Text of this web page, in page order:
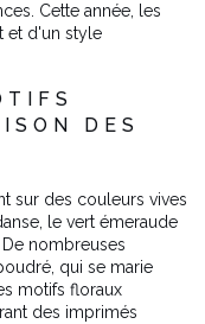
Cette année, les
et d'un style
DES
sur des couleurs vives
le vert émeraude
nombreuses
qui se marie
motifs floraux
des imprimés